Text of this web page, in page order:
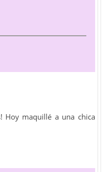
Hoy maquillé a una chica